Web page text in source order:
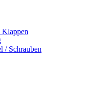
Klappen
/ Schrauben